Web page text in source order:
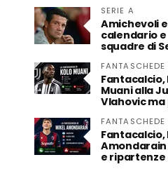
SERIE A
Amichevoli
calendario
squadre di
FANTASCHEDE
Fantacalcio,
Muani alla
Vlahovic ma
FANTASCHEDE
Fantacalcio,
e